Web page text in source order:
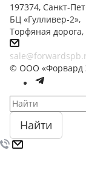
197374, Санкт-
БЦ «Гулливер-2»,
Торфяная
© ООО «Форвард
Найти